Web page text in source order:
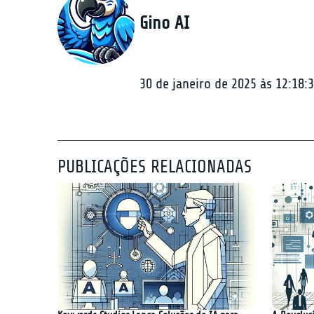
Gino AI
30 de janeiro de 2025 às
PUBLICAÇÕES RELACIONADAS